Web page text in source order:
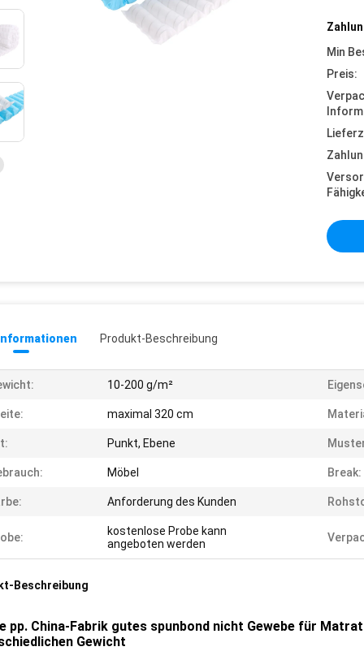
Min
Preis:
Produkt-Beschreibung
10-200 g/m²
maximal 320 cm
Punkt, Ebene
Möbel Break:
Anforderung des Kunden
kostenlose Probe kann
angeboten werden
Beschreibung
pp. China-Fabrik gutes spunbond nicht Gewebe für
Gewicht